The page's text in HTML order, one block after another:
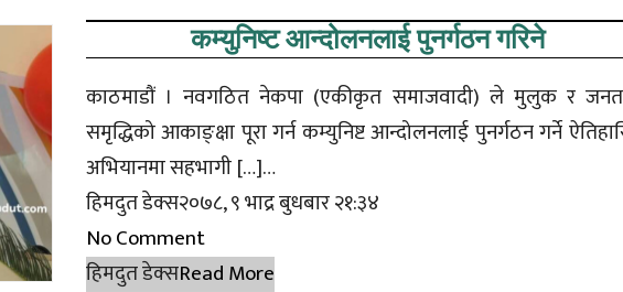
कम्युनिष्ट आन्दोलनलाई पुनर्गठन गरिने
काठमाडौं । नवगठित नेकपा (एकीकृत समाजवादी) ले मुलुक र
समृद्धिको आकाङ्क्षा पूरा गर्न कम्युनिष्ट आन्दोलनलाई पुनर्गठन गर्ने
अभियानमा सहभागी […]…
हिमदुत डेक्स२०७८, ९ भाद्र बुधबार २१:३४
No Comment
हिमदुत डेक्सRead More